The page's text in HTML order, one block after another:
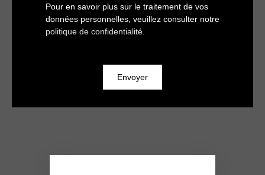
Pour en savoir plus sur le traitement de vos
données personnelles, veuillez consulter notre
politique de confidentialité.
Envoyer